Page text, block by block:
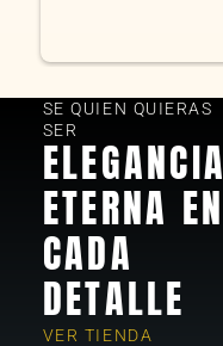
SE QUIEN QUIERAS
SER
ELEGANCIA
ETERNA EN
CADA
DETALLE
VER TIENDA